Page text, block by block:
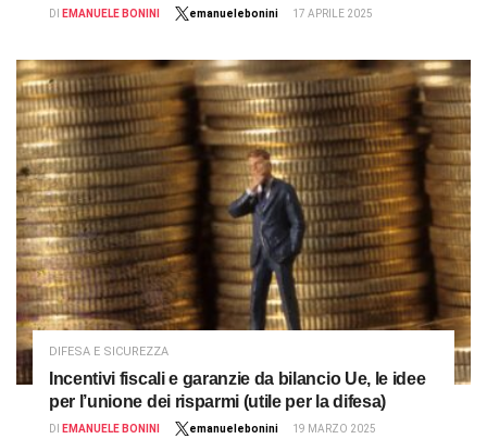
DI EMANUELE BONINI emanuelebonini 17 APRILE 2025
DIFESA E SICUREZZA
Incentivi fiscali e garanzie da bilancio Ue, le idee
per l’unione dei risparmi (utile per la difesa)
DI EMANUELE BONINI emanuelebonini 19 MARZO 2025